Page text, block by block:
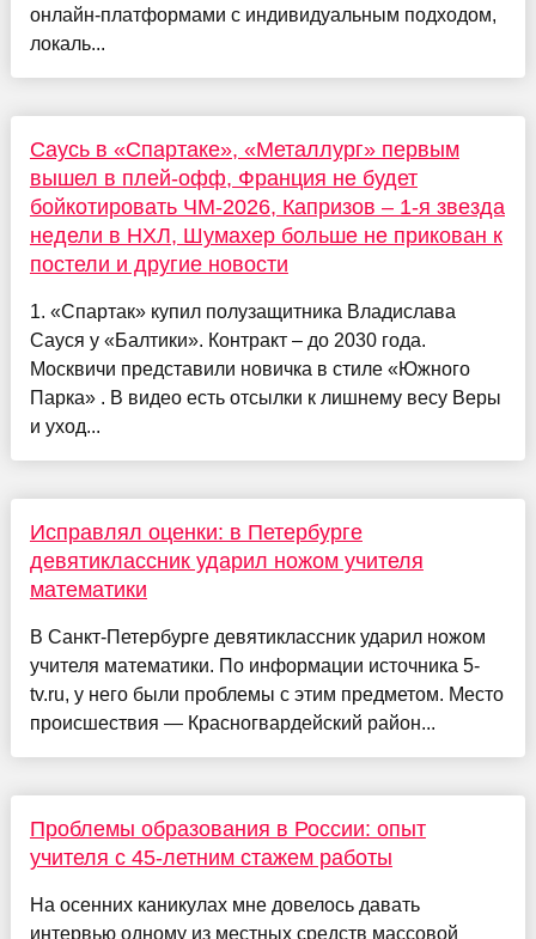
онлайн-платформами с индивидуальным подходом,
локаль...
Саусь в «Спартаке», «Металлург» первым
вышел в плей-офф, Франция не будет
бойкотировать ЧМ-2026, Капризов – 1-я звезда
недели в НХЛ, Шумахер больше не прикован к
постели и другие новости
1. «Спартак» купил полузащитника Владислава
Сауся у «Балтики». Контракт – до 2030 года.
Москвичи представили новичка в стиле «Южного
Парка» . В видео есть отсылки к лишнему весу Веры
и уход...
Исправлял оценки: в Петербурге
девятиклассник ударил ножом учителя
математики
В Санкт-Петербурге девятиклассник ударил ножом
учителя математики. По информации источника 5-
tv.ru, у него были проблемы с этим предметом. Место
происшествия — Красногвардейский район...
Проблемы образования в России: опыт
учителя с 45-летним стажем работы
На осенних каникулах мне довелось давать
интервью одному из местных средств массовой